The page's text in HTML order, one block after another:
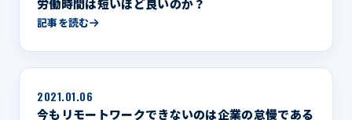
労働時間は短いほど良いのか？
記事を読む
2021.01.06
今もリモートワークできないのは企業の怠慢である